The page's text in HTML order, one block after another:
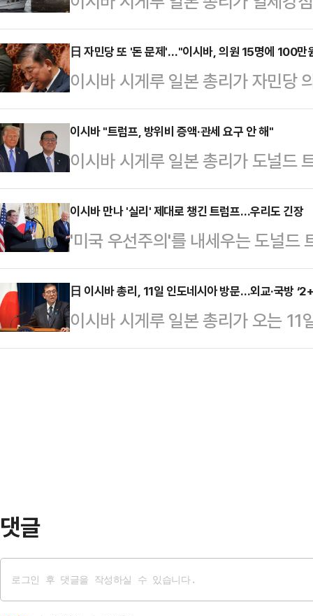
유골 발굴과 관련해 정부 차원의 지
합뉴스 보도에 따르면 이시바 총리
민주당 오쓰바키 유코 의원의 질의
토하겠다"며 "현장을 직접 보는 것
득을 얻는다면 주저하지 않을 생각
자체적으로 자금을 모아 위험을 무
귀한 일이라고 평가한다…
日 자민당 또 '돈 문제'…"이시바, 의원 15명에 100만
이시바 시게루 일본 총리가 자민
상당의 상품권을 배포한 것으로 알
총리의 비서는 지난 3일 총리 간담
15명에게 인당 상품권 10만엔을
는 이날 오후 11시 20분 공저에서
품이었을 뿐 법적으로 문제가 없다
다”고 말했다.아사히는 “일본 정치
품 거래는 …
이시바 "트럼프, 방위비 증액·관세 요구 안 해"
이시바 시게루 일본 총리가 도널드
비에 대해 자국이 판단할 문제라 말
(닛케이)에 따르면 이시바 총리는
는)어디까지나 일본이 결정하는 문
다”고 말했다. 그러면서 트럼프 대
다.앞서 일본 정부는 2022년 안보
1% 수준이던 방위비를 2027년
는 이날 회담에서 트럼…
이시바 만나 '실리' 제대로 챙긴 트럼프…우리도 긴장
'미국 우선주의'를 내세우는 도널드
에서 관세 정책과 방위비 분담 문제
다. 일본과 비슷한 처지에 놓인 우
성이 커져 긴장감이 고조되고 있다
시게루 일본 총리와 첫 정상회담을
日 이시바 총리, 11일 인도네시아 방문…외교·국방
이시바 시게루 일본 총리가 오는
통령과 정상회담을 한다고 일본 니
댓글